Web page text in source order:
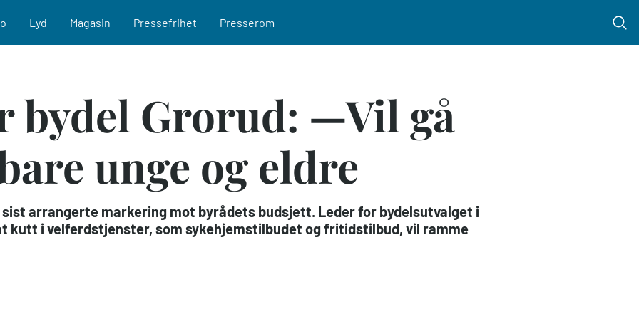
Lyd Magasin Pressefrihet Presserom
bydel Grorud: —Vil gå
unge og eldre
arrangerte markering mot byrådets budsjett. Leder for bydelsutvalget i
kutt i velferdstjenster, som sykehjemstilbudet og fritidstilbud, vil ramme